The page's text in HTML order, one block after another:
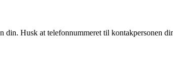
Husk at telefonnummeret til kontakpersonen